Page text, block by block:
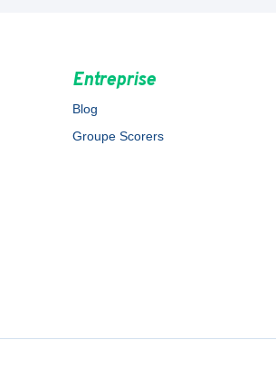
Entreprise
Blog
Groupe Scorers